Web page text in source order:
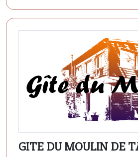
GITE DU MOULIN DE